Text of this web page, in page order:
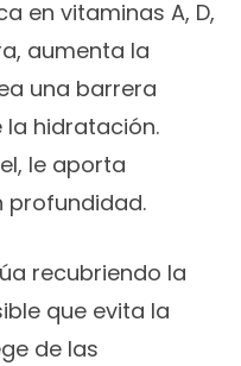
en vitaminas A, D,
aumenta la
una barrera
hidratación.
le aporta
profundidad.
recubriendo la
que evita la
de las